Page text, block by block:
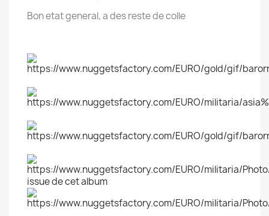
Bon etat general, a des reste de colle
issue de cet album